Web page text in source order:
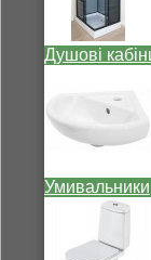
Душові
Умивальники